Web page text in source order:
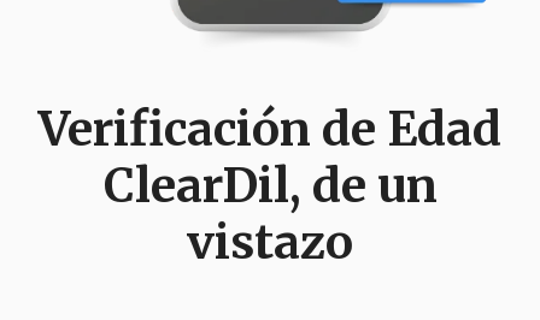
Verificación de Edad
ClearDil, de un
vistazo